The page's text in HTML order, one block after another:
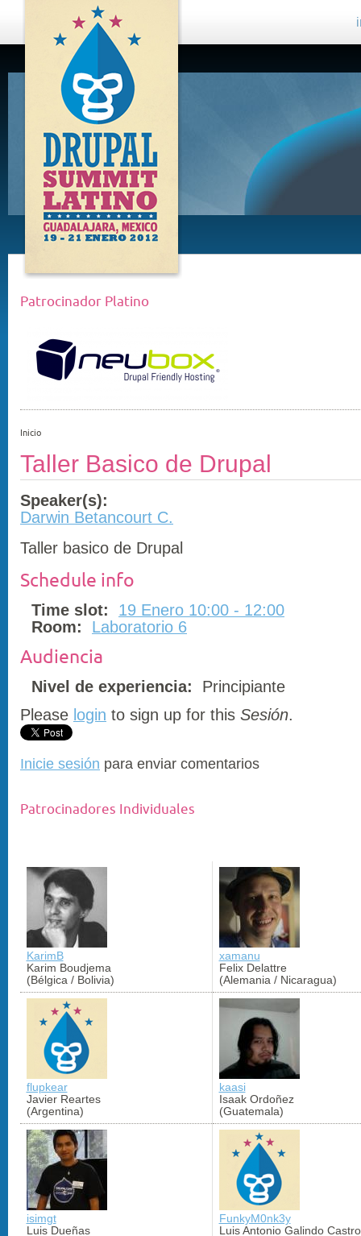
DRUPAL
SUMMIT
LATINO,
GUADALAJARA
2012
Patrocinador Platino
Inicio
Taller Basico de Drupal
Speaker(s):
Darwin Betancourt C.
Taller basico de Drupal
Schedule info
Time slot:
19 Enero 10:00 - 12:00
Room:
Laboratorio 6
Audiencia
Nivel de experiencia:
Principiante
Please login to sign up for this Sesión.
Inicie sesión para enviar comentarios
Patrocinadores Individuales
KarimB
Karim Boudjema
(Bélgica / Bolivia)
xamanu
Felix Delattre
(Alemania / Nicaragua)
flupkear
Javier Reartes
(Argentina)
kaasi
Isaak Ordoñez
(Guatemala)
isimgt
Luis Dueñas
FunkyM0nk3y
Luis Antonio Galindo Castro